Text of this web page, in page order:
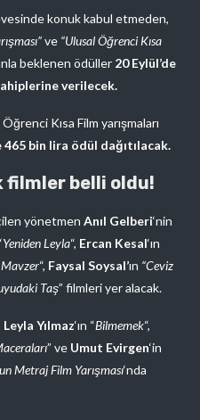
konuk kabul etmeden,
ve “Ulusal Öğrenci Kısa
beklenen ödüller 20 Eylül’de
verilecek.
Kısa Film yarışmaları
bin lira ödül dağıtılacak.
filmler belli oldu!
yönetmen Anıl Gelberi‘nin
Yeniden Leyla“, Ercan Kesal‘ın
Mavzer“, Faysal Soysal’ın “Ceviz
Taş” filmleri yer alacak.
Leyla Yılmaz‘ın “Bilmemek“,
” ve Umut Evirgen‘in
Metraj Film Yarışması‘nda